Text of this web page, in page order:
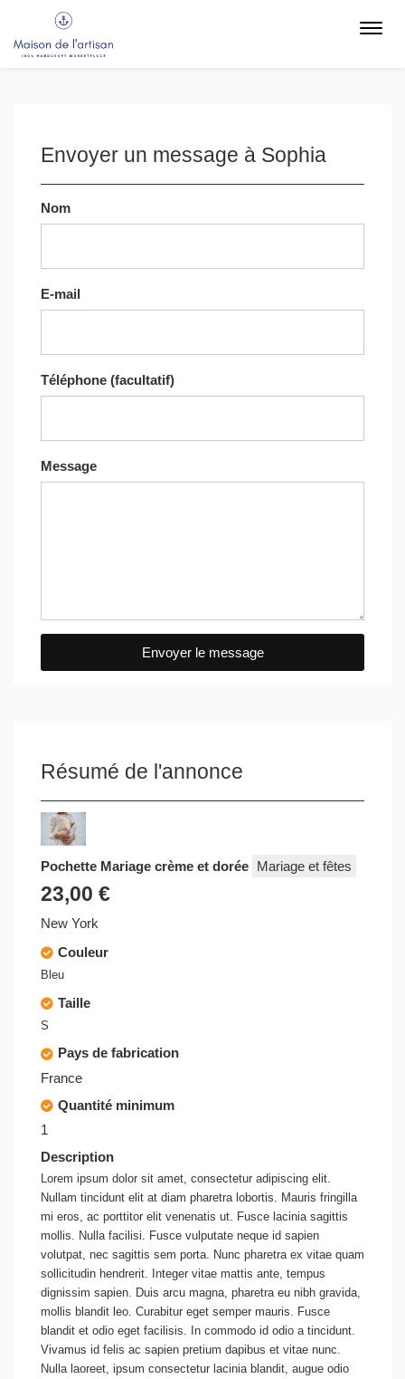
Envoyer un message à Sophia
Nom
E-mail
Téléphone (facultatif)
Message
Envoyer le message
Résumé de l'annonce
Pochette Mariage crème et dorée Mariage et fêtes
23,00 €
New York
Couleur
Bleu
Taille
S
Pays de fabrication
France
Quantité minimum
1
Description
Lorem ipsum dolor sit amet, consectetur adipiscing elit.
Nullam tincidunt elit at diam pharetra lobortis. Mauris fringilla
mi eros, ac porttitor elit venenatis ut. Fusce lacinia sagittis
mollis. Nulla facilisi. Fusce vulputate neque id sapien
volutpat, nec sagittis sem porta. Nunc pharetra ex vitae quam
sollicitudin hendrerit. Integer vitae mattis ante, tempus
dignissim sapien. Duis arcu magna, pharetra eu nibh gravida,
mollis blandit leo. Curabitur eget semper mauris. Fusce
blandit et odio eget facilisis. In commodo id odio a tincidunt.
Vivamus id felis ac sapien pretium dapibus et vitae nunc.
Nulla laoreet, ipsum consectetur lacinia blandit, augue odio